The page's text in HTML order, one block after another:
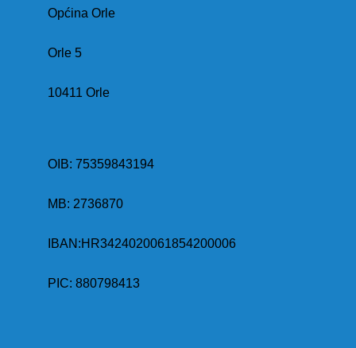
Općina Orle
Orle 5
10411 Orle
OIB: 75359843194
MB: 2736870
IBAN:HR3424020061854200006
PIC: 880798413